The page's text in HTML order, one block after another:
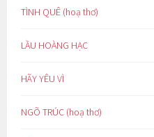
TÌNH QUÊ (hoạ thơ)
LẦU HOÀNG HẠC
HÃY YÊU VÌ
NGÕ TRÚC (hoạ thơ)